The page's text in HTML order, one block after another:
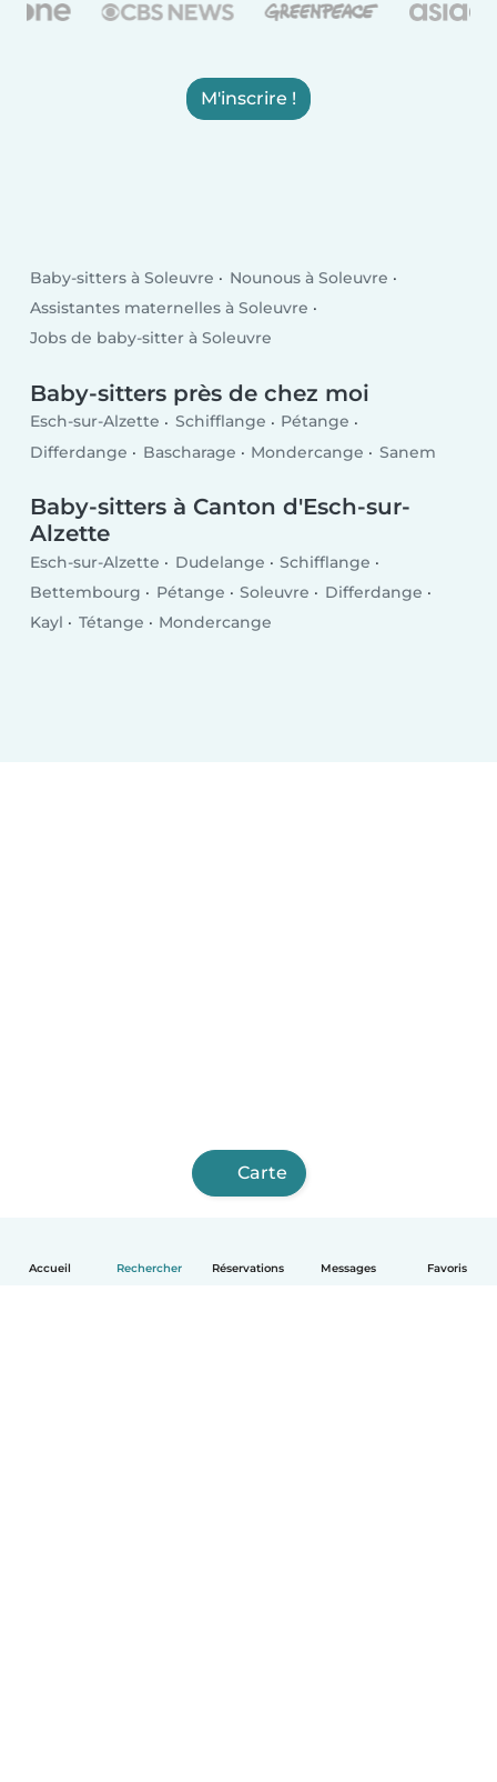
Accueil Rechercher Réservations Messages Favoris
M'inscrire !
Baby-sitters à Soleuvre
Nounous à Soleuvre
Assistantes maternelles à Soleuvre
Jobs de baby-sitter à Soleuvre
Baby-sitters près de chez moi
Esch-sur-Alzette Schifflange
Pétange
Differdange
Bascharage Mondercange Sanem
Baby-sitters à Canton d'Esch-sur-
Alzette
Esch-sur-Alzette Dudelange
Schifflange
Bettembourg
Pétange Soleuvre
Differdange
Kayl
Tétange Mondercange
Carte